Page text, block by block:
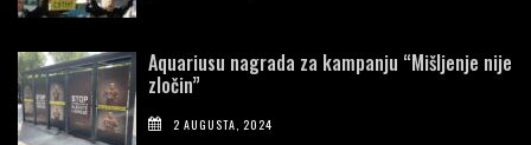
Aquariusu nagrada za kampanju “Mišljenje nije
zločin”
2 AUGUSTA, 2024